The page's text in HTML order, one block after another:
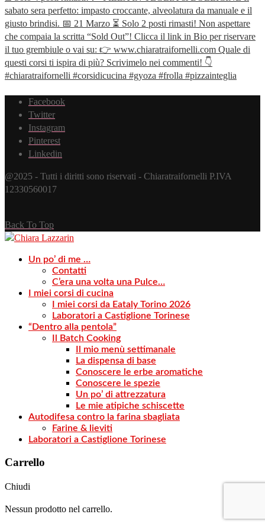
Facebook
Twitter
Instagram
Pinterest
Linkedin
@2025 - Tutti i diritti sono riservati - Chiaratraifornelli P.IVA
12330560017
Back To Top
Un po’ di me …
Contatti
C’era una volta una Pulce…
I miei corsi di cucina
I miei corsi da Eataly Torino 2026
Laboratori a Castiglione Torinese
“Dentro alla pentola”
Il Batch Cooking
Il mio menù settimanale
La dispensa di base
Conoscere le erbe aromatiche
Conoscere le spezie
Un po’ di attrezzatura
Le mie atipiche schiscette
Autodifesa contro la farina sbagliata
Farine & lieviti
Laboratori a Castiglione Torinese
Carrello
Chiudi
Nessun prodotto nel carrello.